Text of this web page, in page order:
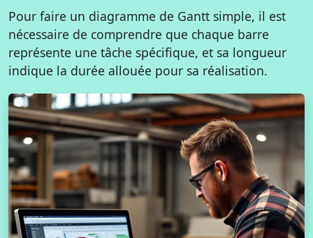
Pour faire un diagramme de Gantt simple, il est
nécessaire de comprendre que chaque barre
représente une tâche spécifique, et sa longueur
indique la durée allouée pour sa réalisation.